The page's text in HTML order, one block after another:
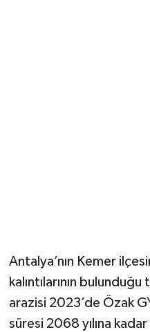
Antalya’nın Kemer
kalıntılarının
arazisi 2023’de Özak
süresi 2068 yılına